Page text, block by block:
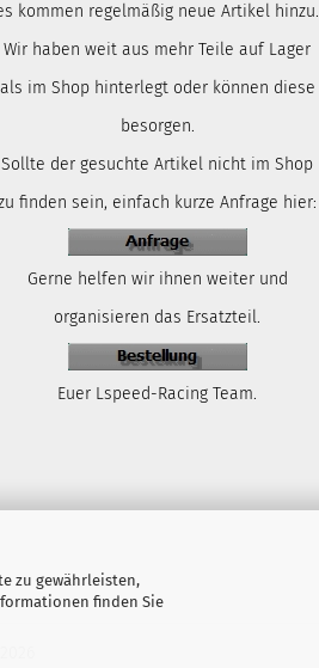
zu gewährleisten,
finden Sie
kommen regelmäßig neue Artikel hinzu.
Wir haben weit aus mehr Teile auf Lager
als im Shop hinterlegt oder können diese
besorgen.
Sollte der gesuchte Artikel nicht im Shop
finden sein, einfach kurze Anfrage hier:
Gerne helfen wir ihnen weiter und
organisieren das Ersatzteil.
Euer Lspeed-Racing Team.